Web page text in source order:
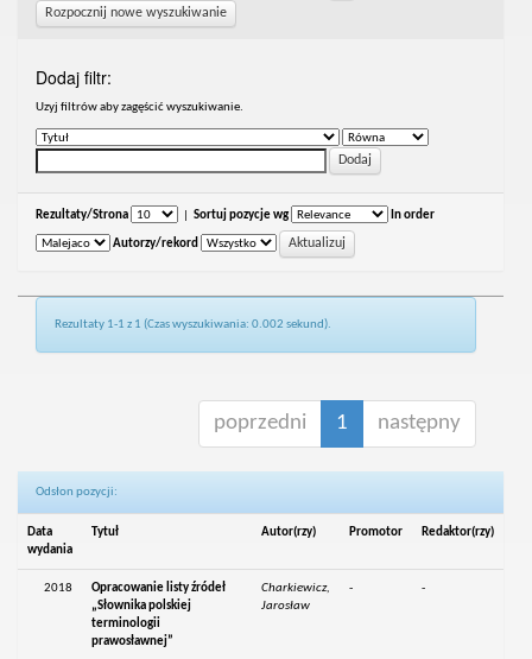
Rozpocznij nowe wyszukiwanie
Dodaj filtr:
Uzyj filtrów aby zagęścić wyszukiwanie.
Rezultaty/Strona Sortuj pozycje wg In order
Autorzy/rekord
Rezultaty 1-1 z 1 (Czas wyszukiwania: 0.002 sekund).
poprzedni 1 następny
Odsłon pozycji:
Data
wydania
Tytuł Autor(rzy) Promotor Redaktor(rzy)
2018
Opracowanie listy źródeł
„Słownika polskiej
terminologii
prawosławnej”
Charkiewicz,
Jarosław
- -